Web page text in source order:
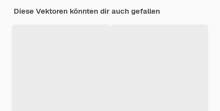
Diese Vektoren könnten dir auch gefallen